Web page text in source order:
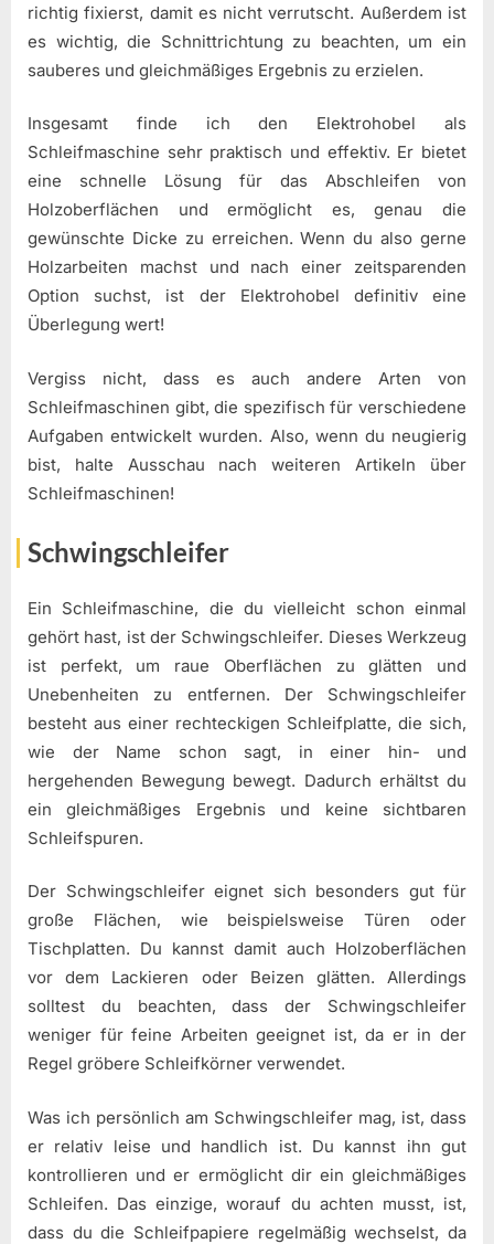
richtig fixierst, damit es nicht verrutscht. Außerdem ist
es wichtig, die Schnittrichtung zu beachten, um ein
sauberes und gleichmäßiges Ergebnis zu erzielen.
Insgesamt finde ich den Elektrohobel als
Schleifmaschine sehr praktisch und effektiv. Er bietet
eine schnelle Lösung für das Abschleifen von
Holzoberflächen und ermöglicht es, genau die
gewünschte Dicke zu erreichen. Wenn du also gerne
Holzarbeiten machst und nach einer zeitsparenden
Option suchst, ist der Elektrohobel definitiv eine
Überlegung wert!
Vergiss nicht, dass es auch andere Arten von
Schleifmaschinen gibt, die spezifisch für verschiedene
Aufgaben entwickelt wurden. Also, wenn du neugierig
bist, halte Ausschau nach weiteren Artikeln über
Schleifmaschinen!
Schwingschleifer
Ein Schleifmaschine, die du vielleicht schon einmal
gehört hast, ist der Schwingschleifer. Dieses Werkzeug
ist perfekt, um raue Oberflächen zu glätten und
Unebenheiten zu entfernen. Der Schwingschleifer
besteht aus einer rechteckigen Schleifplatte, die sich,
wie der Name schon sagt, in einer hin- und
hergehenden Bewegung bewegt. Dadurch erhältst du
ein gleichmäßiges Ergebnis und keine sichtbaren
Schleifspuren.
Der Schwingschleifer eignet sich besonders gut für
große Flächen, wie beispielsweise Türen oder
Tischplatten. Du kannst damit auch Holzoberflächen
vor dem Lackieren oder Beizen glätten. Allerdings
solltest du beachten, dass der Schwingschleifer
weniger für feine Arbeiten geeignet ist, da er in der
Regel gröbere Schleifkörner verwendet.
Was ich persönlich am Schwingschleifer mag, ist, dass
er relativ leise und handlich ist. Du kannst ihn gut
kontrollieren und er ermöglicht dir ein gleichmäßiges
Schleifen. Das einzige, worauf du achten musst, ist,
dass du die Schleifpapiere regelmäßig wechselst, da